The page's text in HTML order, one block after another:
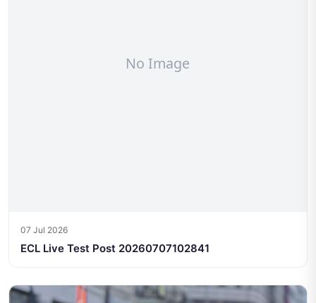
07 Jul 2026
ECL Live Test Post 20260707102841